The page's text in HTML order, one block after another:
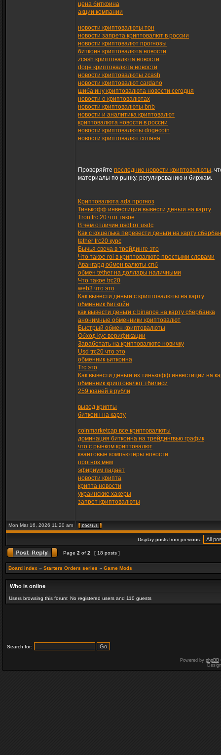
цена биткоина
акции компании
новости криптовалюты тон
новости запрета криптовалют в россии
новости криптовалют прогнозы
биткоин криптовалюта новости
zcash криптовалюта новости
doge криптовалюта новости
новости криптовалюты zcash
новости криптовалют cardano
шиба ину криптовалюта новости сегодня
новости о криптовалютах
новости криптовалюты bnb
новости и аналитика криптовалют
криптовалюта новости в россии
новости криптовалюты dogecoin
новости криптовалют солана
Проверяйте последние новости криптовалюты,
материалы по рынку, регулированию и биржам.
Криптовалюта ada прогноз
Тинькофф инвестиции вывести деньги на карту
Tron trc 20 что такое
В чем отличие usdt от usdc
Как с кошелька перевести деньги на карту
tether trc20 курс
Бычья свеча в трейдинге это
Что такое roi в криптовалюте простыми словами
Авангард обмен валюты спб
обмен tether на доллары наличными
Что такое trc20
web3 что это
Как вывести деньги с криптовалюты на карту
обменник биткойн
как вывести деньги с binance на карту сбербанка
анонимные обменники криптовалют
Быстрый обмен криптовалюты
Обход kyc верификации
Заработать на криптовалюте новичку
Usd trc20 что это
обменник ьиткоина
Trc это
Как вывести деньги из тинькофф инвестиции на
обменник криптовалют тбилиси
259 юаней в рубли
вывод крипты
биткоин на карту
coinmarketcap все криптовалюты
доминация биткоина на трейдингвью график
что с рынком криптовалют
квантовые компьютеры новости
прогноз мем
эфириум падает
новости крипта
крипта новости
украинские хакеры
запрет криптовалюты
Mon Mar 16, 2026 11:20 am
Display posts from previous:
Page 2 of 2 [ 18 posts ]
Board index » Starters Orders series » Game Mods
Who is online
Users browsing this forum: No registered users and 110 guests
Search for:
Powered by phpBB